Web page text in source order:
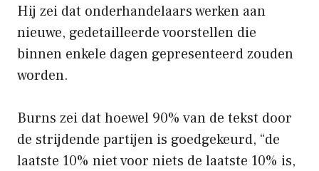
Hij zei dat onderhandelaars werken aan
nieuwe, gedetailleerde voorstellen die
binnen enkele dagen gepresenteerd zouden
worden.
Burns zei dat hoewel 90% van de tekst door
de strijdende partijen is goedgekeurd, “de
laatste 10% niet voor niets de laatste 10% is,